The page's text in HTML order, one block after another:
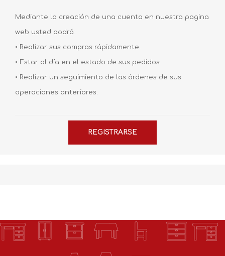
Mediante la creación de una cuenta en nuestra pagina
web usted podrá:
• Realizar sus compras rápidamente.
• Estar al día en el estado de sus pedidos.
• Realizar un seguimiento de las órdenes de sus
operaciones anteriores.